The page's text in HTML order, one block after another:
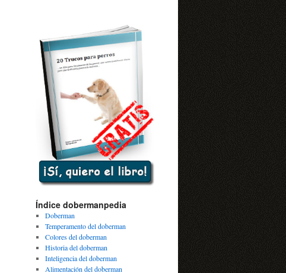
Índice dobermanpedia
Doberman
Temperamento del doberman
Colores del doberman
Historia del doberman
Inteligencia del doberman
Alimentación del doberman